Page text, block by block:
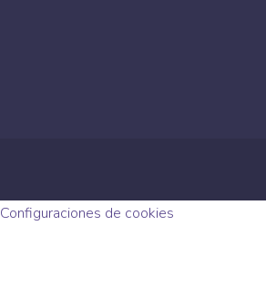
Configuraciones de cookies